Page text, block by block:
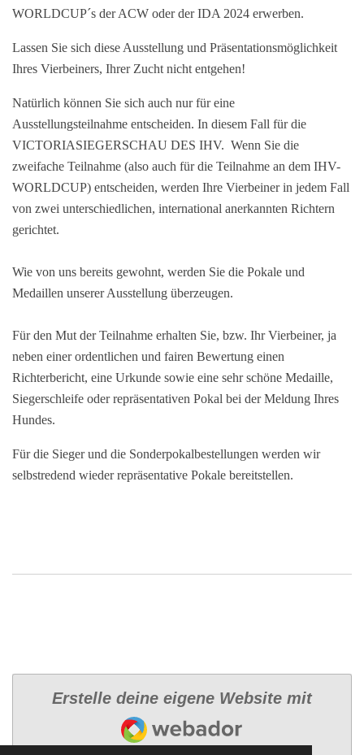
WORLDCUP´s der ACW oder der IDA 2024 erwerben.
Lassen Sie sich diese Ausstellung und Präsentationsmöglichkeit
Ihres Vierbeiners, Ihrer Zucht nicht entgehen!
Natürlich können Sie sich auch nur für eine
Ausstellungsteilnahme entscheiden. In diesem Fall für die
VICTORIASIEGERSCHAU DES IHV. Wenn Sie die
zweifache Teilnahme (also auch für die Teilnahme an dem IHV-
WORLDCUP) entscheiden, werden Ihre Vierbeiner in jedem Fall
von zwei unterschiedlichen, international anerkannten Richtern
gerichtet.
Wie von uns bereits gewohnt, werden Sie die Pokale und
Medaillen unserer Ausstellung überzeugen.
Für den Mut der Teilnahme erhalten Sie, bzw. Ihr Vierbeiner, ja
neben einer ordentlichen und fairen Bewertung einen
Richterbericht, eine Urkunde sowie eine sehr schöne Medaille,
Siegerschleife oder repräsentativen Pokal bei der Meldung Ihres
Hundes.
Für die Sieger und die Sonderpokalbestellungen werden wir
selbstredend wieder repräsentative Pokale bereitstellen.
Erstelle deine eigene Website mit
Webador